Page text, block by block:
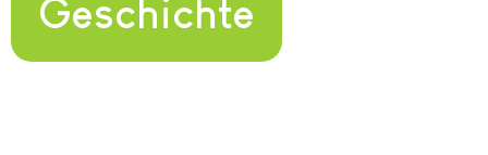
Geschichte